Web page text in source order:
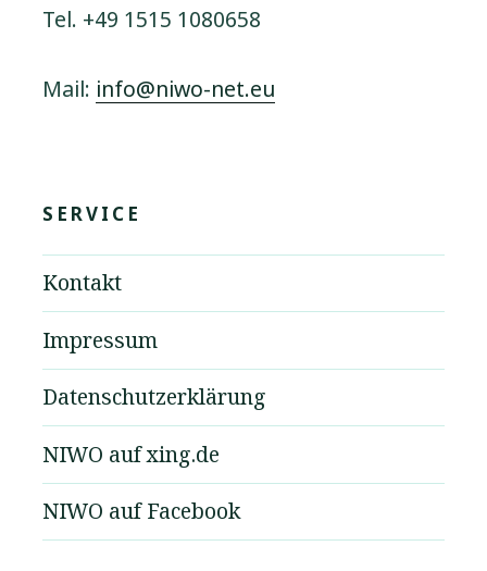
Tel. +49 1515 1080658
Mail: info@niwo-net.eu
SERVICE
Kontakt
Impressum
Datenschutzerklärung
NIWO auf xing.de
NIWO auf Facebook